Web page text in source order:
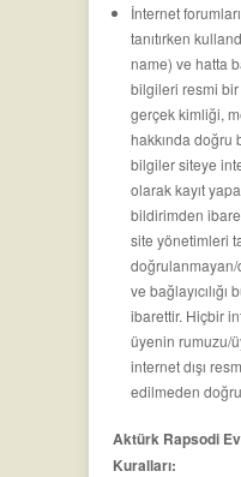
İnternet
tanıtırken
name) ve hatta
bilgileri resmi bir
gerçek kimliği,
hakkında doğru
bilgiler siteye
olarak kayıt
bildirimden
site yönetimleri
ve
ibarettir. Hiçbir
üyenin rumuzu/
internet dışı
edilmeden
Aktürk Rapsodi
Kuralları: